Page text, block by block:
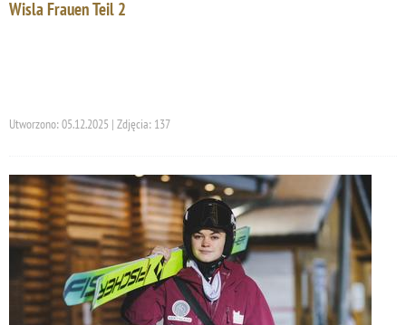
Wisla Frauen Teil 2
Utworzono: 05.12.2025 | Zdjęcia: 137